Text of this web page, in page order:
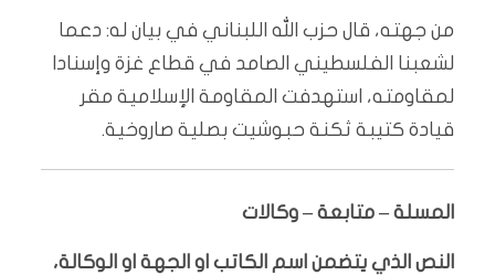
من جهته، قال حزب الله اللبناني في بيان له: دعما
لشعبنا الفلسطيني الصامد في قطاع غزة وإسنادا
لمقاومته، استهدفت المقاومة الإسلامية مقر
قيادة كتيبة ثكنة حبوشيت بصلية ‏صاروخية.
المسلة – متابعة – وكالات
النص الذي يتضمن اسم الكاتب او الجهة او الوكالة،